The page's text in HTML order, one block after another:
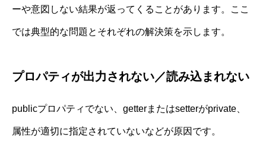
ーや意図しない結果が返ってくることがあります。ここ
では典型的な問題とそれぞれの解決策を示します。
プロパティが出力されない／読み込まれない
publicプロパティでない、getterまたはsetterがprivate、
属性が適切に指定されていないなどが原因です。